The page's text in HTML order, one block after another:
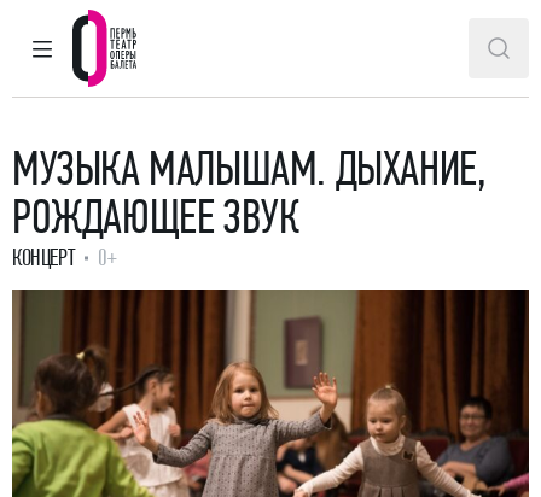
ГЛАВНОЕ МЕНЮ
Пермский театр оперы и балета
МУЗЫКА МАЛЫШАМ. ДЫХАНИЕ,
РОЖДАЮЩЕЕ ЗВУК
КОНЦЕРТ 0+